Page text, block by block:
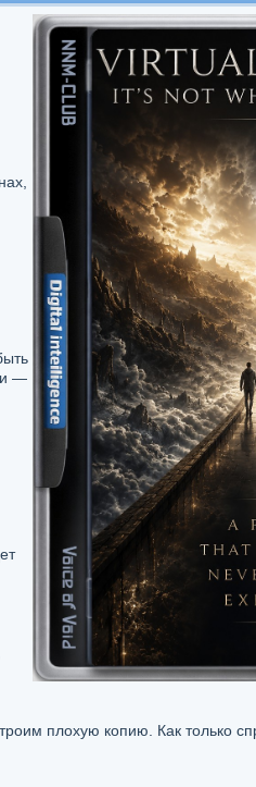
—
плохую копию. Как только